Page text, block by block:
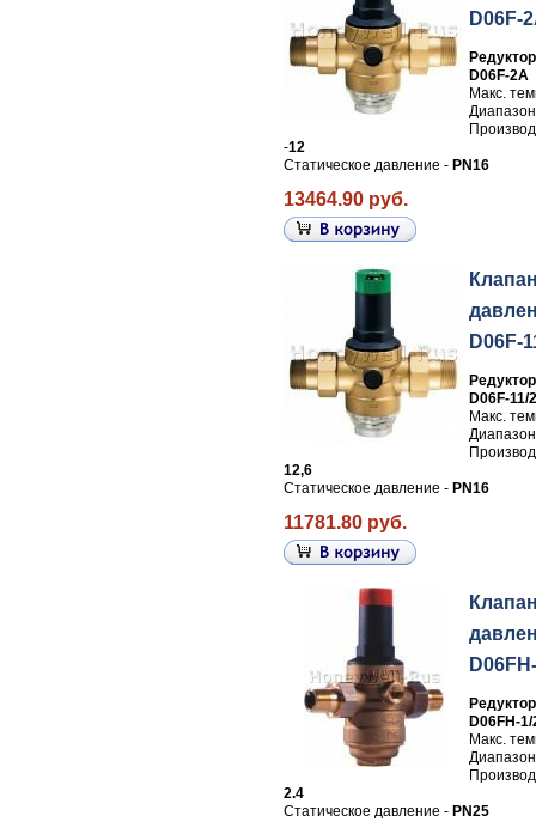
D06F-
D06F-2A
Макс.
-12
Статическое давление - PN16
13464.90 руб.
D06F-
D06F-11/
Макс.
12,6
Статическое давление - PN16
11781.80 руб.
D06FH-
Макс.
2.4
Статическое давление - PN25